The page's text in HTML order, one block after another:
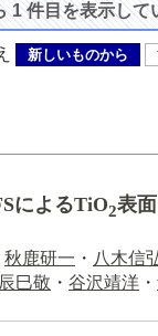
1 件目を表示して
新しいものから
によるTiO2表
秋鹿研一 ・ 八木信
辰巳敬 ・ 谷沢靖洋 ・